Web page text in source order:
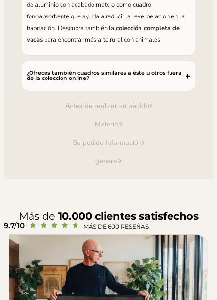
Antes de realizar su pedido
Material
Su pedido Información
general
de aluminio con acabado mate o como cuadro
fonoabsorbente que ayuda a reducir la reverberación en la
habitación. Descubra también la colección completa de
vacaspara encontrar más arte rural con animales.
¿Ofreces también cuadros similares a éste u otros fuera
de la colección online?
Más de 10.000 clientes satisfechos
9.7/10      MÁS DE 600 RESEÑAS